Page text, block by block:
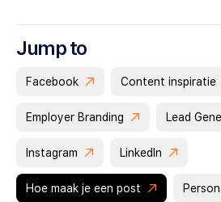
Jump to
Facebook Content inspiratie
Employer Branding Lead
Instagram LinkedIn
Hoe maak je een post